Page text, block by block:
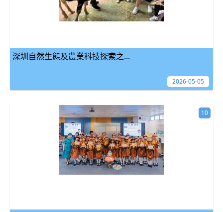
深圳自然生態及農業科技探索之...
2026-05-05
10